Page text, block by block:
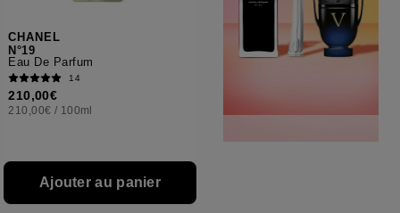
CHANEL
N°19
Eau De Parfum
14
210,00€
210,00€ / 100ml
Ajouter au panier